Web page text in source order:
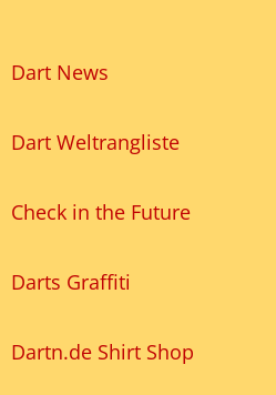
Dart News
Dart Weltrangliste
Check in the Future
Darts Graffiti
Dartn.de Shirt Shop